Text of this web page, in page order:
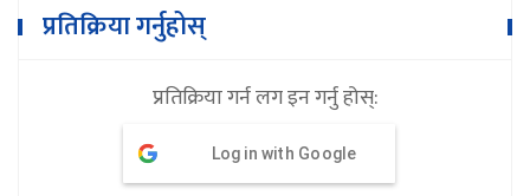
प्रतिक्रिया गर्नुहोस्
प्रतिक्रिया गर्न लग इन गर्नु होस्:
Log in with Google